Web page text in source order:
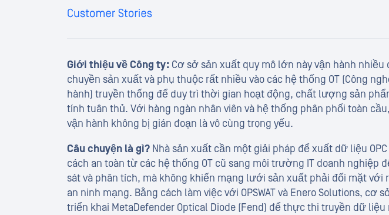
Giới thiệu về Công ty: Cơ sở sản xuất quy mô lớn này vận hành nhiều
chuyền sản xuất và phụ thuộc rất nhiều vào các hệ thống OT (Công
hành) truyền thống để duy trì thời gian hoạt động, chất lượng sản
tính tuân thủ. Với hàng ngàn nhân viên và hệ thống phân phối toàn
vận hành không bị gián đoạn là vô cùng trọng yếu.
Câu chuyện là gì? Nhà sản xuất cần một giải pháp để xuất dữ liệu
cách an toàn từ các hệ thống OT cũ sang môi trường IT doanh nghiệp
sát và phân tích, mà không khiến mạng lưới sản xuất phải đối mặt với
an ninh mạng. Bằng cách làm việc với OPSWAT và Enero Solutions, cơ
triển khai MetaDefender Optical Diode (Fend) để thực thi truyền dữ liệu